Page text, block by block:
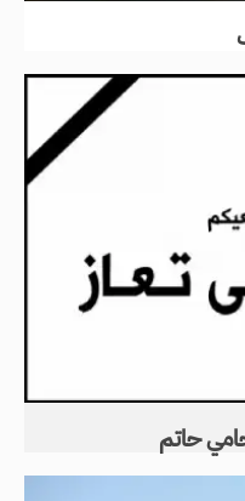
حاتم